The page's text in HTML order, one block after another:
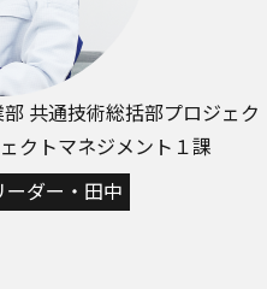
共通技術総括部プロジェク
クトマネジメント１課
ーダー・田中